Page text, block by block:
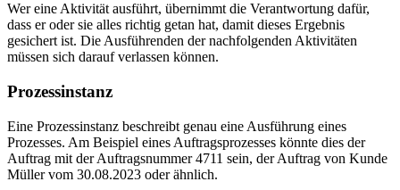
Wer eine Aktivität ausführt, übernimmt die Verantwortung dafür,
dass er oder sie alles richtig getan hat, damit dieses Ergebnis
gesichert ist. Die Ausführenden der nachfolgenden Aktivitäten
müssen sich darauf verlassen können.
Prozessinstanz
Eine Prozessinstanz beschreibt genau eine Ausführung eines
Prozesses. Am Beispiel eines Auftragsprozesses könnte dies der
Auftrag mit der Auftragsnummer 4711 sein, der Auftrag von Kunde
Müller vom 30.08.2023 oder ähnlich.